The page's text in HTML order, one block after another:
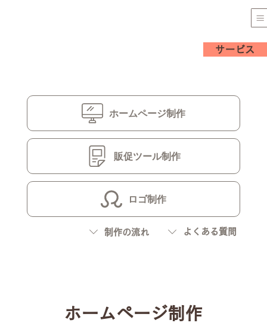
サービス
ホームページ制作
販促ツール制作
ロゴ制作
制作の流れ よくある質問
ホームページ制作